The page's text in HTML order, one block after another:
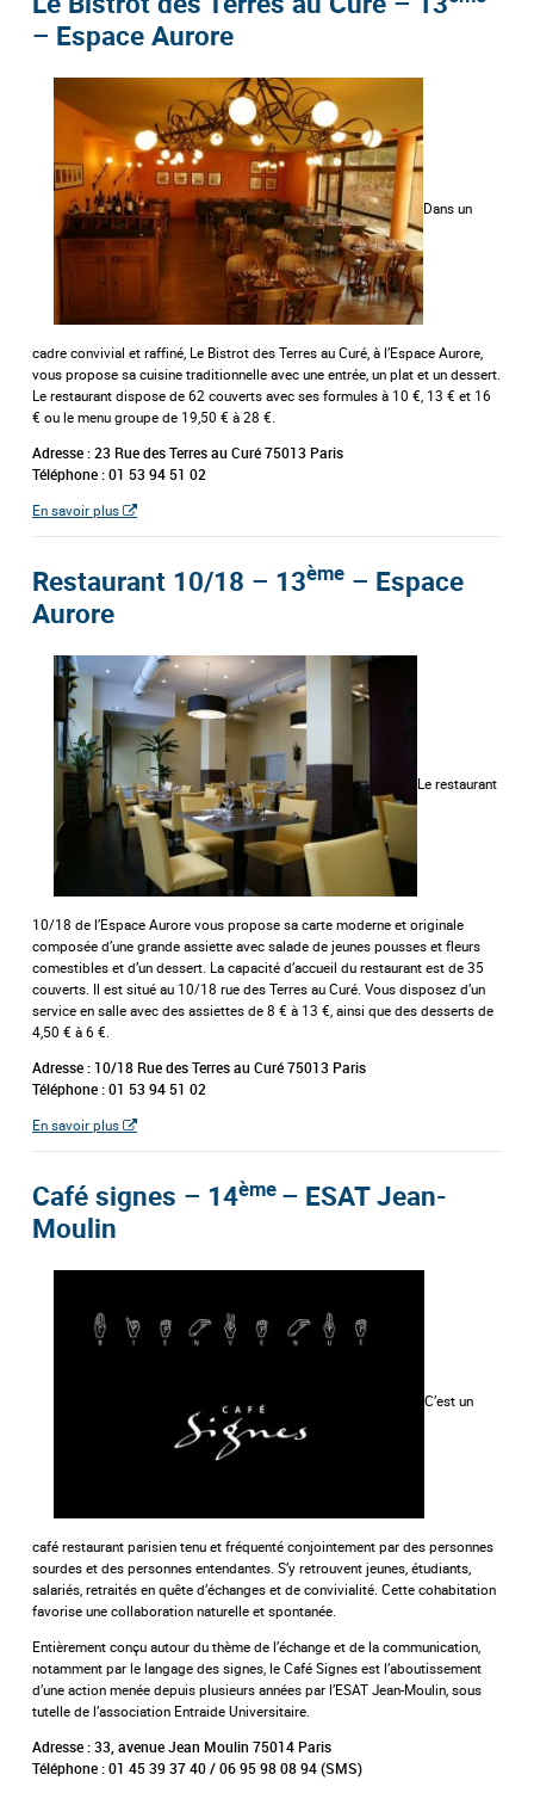
– Espace Aurore
Dans un
cadre convivial et raffiné, Le Bistrot des Terres au Curé, à l’Espace Aurore,
vous propose sa cuisine traditionnelle avec une entrée, un plat et un dessert.
Le restaurant dispose de 62 couverts avec ses formules à 10 €, 13 € et 16
€ ou le menu groupe de 19,50 € à 28 €.
Adresse : 23 Rue des Terres au Curé 75013 Paris
Téléphone : 01 53 94 51 02
En savoir plus
Restaurant 10/18 – 13ème – Espace
Aurore
Le restaurant
10/18 de l’Espace Aurore vous propose sa carte moderne et originale
composée d’une grande assiette avec salade de jeunes pousses et fleurs
comestibles et d’un dessert. La capacité d’accueil du restaurant est de 35
couverts. Il est situé au 10/18 rue des Terres au Curé. Vous disposez d’un
service en salle avec des assiettes de 8 € à 13 €, ainsi que des desserts de
4,50 € à 6 €.
Adresse : 10/18 Rue des Terres au Curé 75013 Paris
Téléphone : 01 53 94 51 02
En savoir plus
Café signes – 14ème – ESAT Jean-
Moulin
C’est un
café restaurant parisien tenu et fréquenté conjointement par des personnes
sourdes et des personnes entendantes. S’y retrouvent jeunes, étudiants,
salariés, retraités en quête d’échanges et de convivialité. Cette cohabitation
favorise une collaboration naturelle et spontanée.
Entièrement conçu autour du thème de l’échange et de la communication,
notamment par le langage des signes, le Café Signes est l’aboutissement
d’une action menée depuis plusieurs années par l’ESAT Jean-Moulin, sous
tutelle de l’association Entraide Universitaire.
Adresse : 33, avenue Jean Moulin 75014 Paris
Téléphone : 01 45 39 37 40 / 06 95 98 08 94 (SMS)